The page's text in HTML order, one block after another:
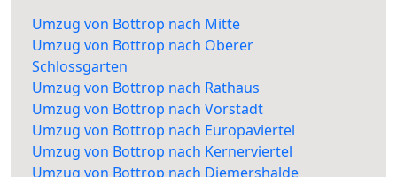
Umzug von Bottrop nach Mitte
Umzug von Bottrop nach Oberer
Schlossgarten
Umzug von Bottrop nach Rathaus
Umzug von Bottrop nach Vorstadt
Umzug von Bottrop nach Europaviertel
Umzug von Bottrop nach Kernerviertel
Umzug von Bottrop nach Diemershalde